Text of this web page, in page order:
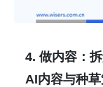
4. 做内容：
AI内容与种